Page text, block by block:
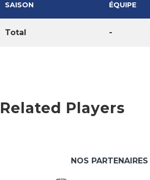
SAISON ÉQUIPE
Total -
Related Players
NOS PARTENAIRES